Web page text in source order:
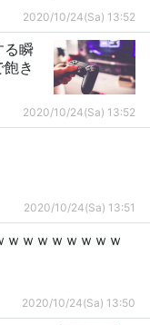
2020/10/24(Sa) 13:52
る瞬
き
2020/10/24(Sa) 13:52
2020/10/24(Sa) 13:51
ｗｗｗｗｗｗｗｗ
2020/10/24(Sa) 13:50